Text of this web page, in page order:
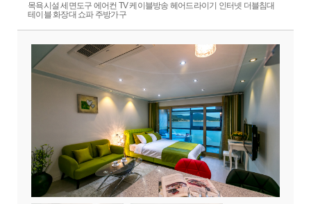
목욕시설 세면도구 에어컨 TV 케이블방송 헤어드라이기 인터넷 더블침대
테이블 화장대 쇼파 주방가구